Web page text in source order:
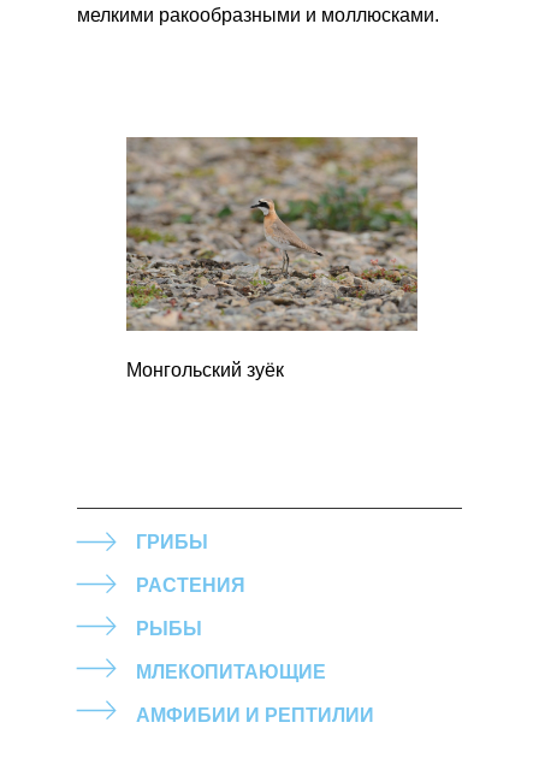
мелкими ракообразными и моллюсками.
Монгольский зуëк
ГРИБЫ
РАСТЕНИЯ
РЫБЫ
МЛЕКОПИТАЮЩИЕ
АМФИБИИ И РЕПТИЛИИ